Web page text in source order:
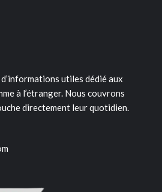
utiles dédié aux
à l’étranger. Nous couvrons
directement leur quotidien.